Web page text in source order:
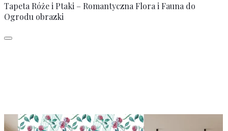
Tapeta Róże i Ptaki – Romantyczna Flora i Fauna do
Ogrodu obrazki